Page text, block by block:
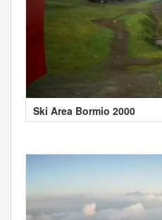
Ski Area Bormio 2000